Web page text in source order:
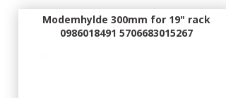
Modemhylde 300mm for 19" rack
0986018491 5706683015267